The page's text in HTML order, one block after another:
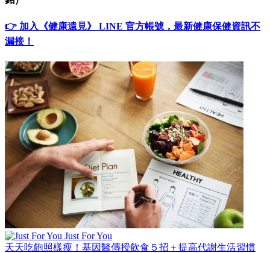
👉 加入《健康遠見》 LINE 官方帳號，最新健康保健資訊不
漏接！
Just For You
天天吃飽照樣瘦！基因醫傳授飲食５招＋提高代謝生活習慣